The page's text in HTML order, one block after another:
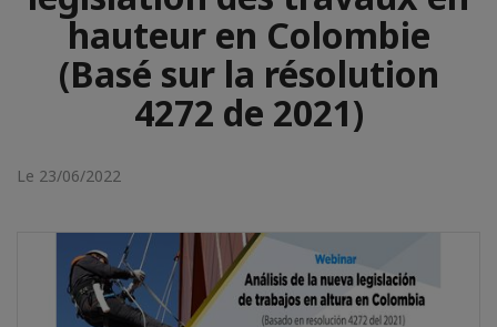
hauteur en Colombie
(Basé sur la résolution
4272 de 2021)
Le 23/06/2022